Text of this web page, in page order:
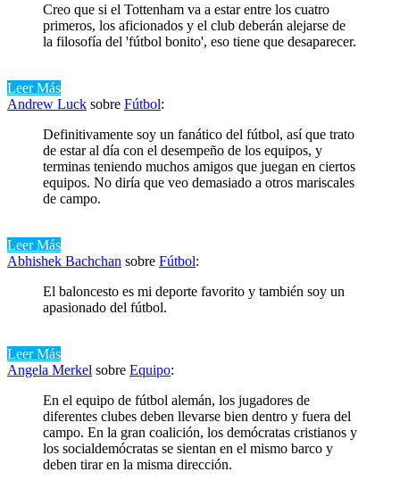
Creo que si el Tottenham va a estar entre los cuatro
primeros, los aficionados y el club deberán alejarse de
la filosofía del 'fútbol bonito', eso tiene que desaparecer.
Leer Más
Andrew Luck sobre Fútbol:
Definitivamente soy un fanático del fútbol, ​​así que trato
de estar al día con el desempeño de los equipos, y
terminas teniendo muchos amigos que juegan en ciertos
equipos. No diría que veo demasiado a otros mariscales
de campo.
Leer Más
Abhishek Bachchan sobre Fútbol:
El baloncesto es mi deporte favorito y también soy un
apasionado del fútbol.
Leer Más
Angela Merkel sobre Equipo:
En el equipo de fútbol alemán, los jugadores de
diferentes clubes deben llevarse bien dentro y fuera del
campo. En la gran coalición, los demócratas cristianos y
los socialdemócratas se sientan en el mismo barco y
deben tirar en la misma dirección.